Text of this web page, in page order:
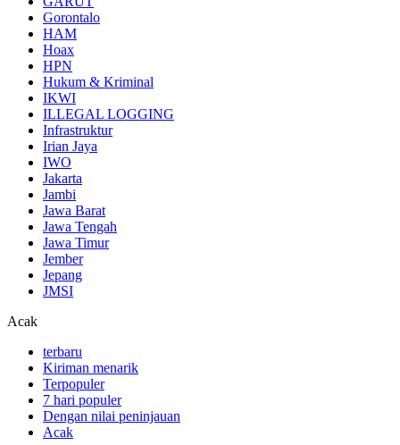
Gorontalo
HAM
Hoax
HPN
Hukum & Kriminal
IKWI
ILLEGAL LOGGING
Infrastruktur
Irian Jaya
IWO
Jakarta
Jambi
Jawa Barat
Jawa Tengah
Jawa Timur
Jember
Jepang
JMSI
Acak
terbaru
Kiriman menarik
Terpopuler
7 hari populer
Dengan nilai peninjauan
Acak